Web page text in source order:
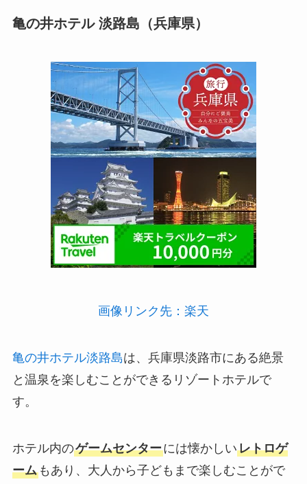
亀の井ホテル 淡路島（兵庫県）
画像リンク先：楽天
亀の井ホテル淡路島は、兵庫県淡路市にある絶景
と温泉を楽しむことができるリゾートホテルで
す。
ホテル内のゲームセンターには懐かしいレトロゲ
ームもあり、大人から子どもまで楽しむことがで